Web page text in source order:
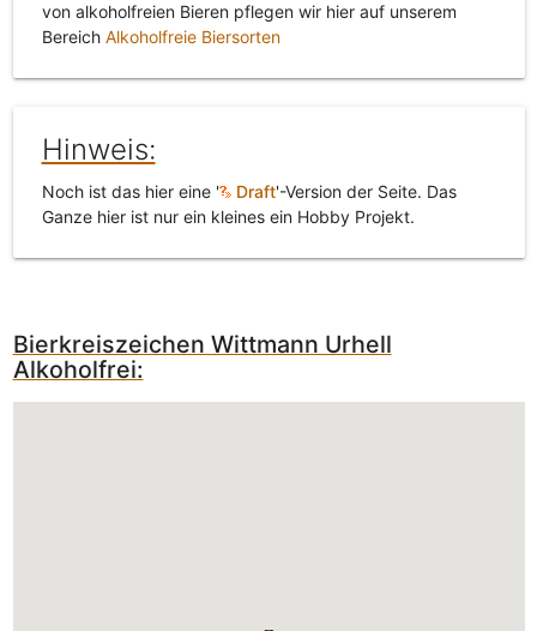
von alkoholfreien Bieren pflegen wir hier auf unserem
Bereich Alkoholfreie Biersorten
Hinweis:
Noch ist das hier eine ' Draft'-Version der Seite. Das
Ganze hier ist nur ein kleines ein Hobby Projekt.
Bierkreiszeichen Wittmann Urhell
Alkoholfrei: